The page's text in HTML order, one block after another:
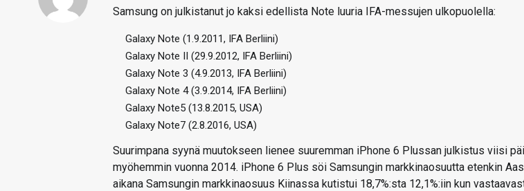
Samsung on julkistanut jo kaksi edellista Note luuria IFA-messujen ulkopuolella:
Galaxy Note (1.9.2011, IFA Berliini)
Galaxy Note II (29.9.2012, IFA Berliini)
Galaxy Note 3 (4.9.2013, IFA Berliini)
Galaxy Note 4 (3.9.2014, IFA Berliini)
Galaxy Note5 (13.8.2015, USA)
Galaxy Note7 (2.8.2016, USA)
Suurimpana syynä muutokseen lienee suuremman iPhone 6 Plussan julkistus viisi
myöhemmin vuonna 2014. iPhone 6 Plus söi Samsungin markkinaosuutta etenkin
aikana Samsungin markkinaosuus Kiinassa kutistui 18,7%:sta 12,1%:iin kun